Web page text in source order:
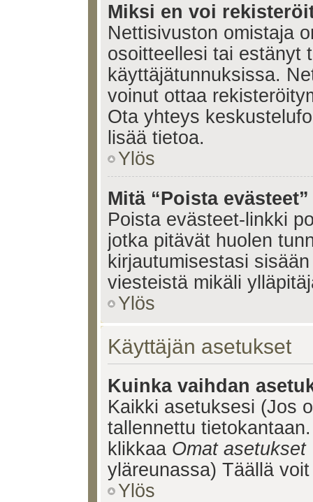
Miksi en voi
Nettisivuston omistaja
osoitteellesi tai estänyt
käyttäjätunnuksissa.
voinut ottaa
Ota yhteys
lisää tietoa.
Ylös
Mitä “Poista
Poista evästeet-linkki
jotka pitävät huolen
kirjautumisestasi
viesteistä mikäli
Ylös
Käyttäjän asetukset
Kuinka vaihdan
Kaikki asetuksesi (Jos
tallennettu
klikkaa Omat asetukset
yläreunassa) Täällä
Ylös